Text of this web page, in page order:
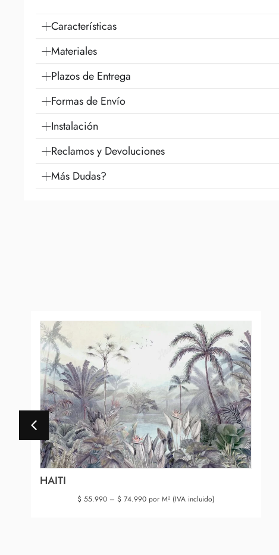
Características
Materiales
Plazos de Entrega
Formas de Envío
Instalación
Reclamos y Devoluciones
Más Dudas?
HAITI
$55.990 – $74.990por M² (IVA incluido)